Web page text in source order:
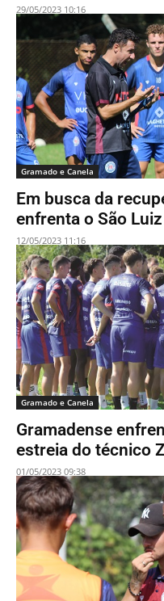
29/05/2023 10:16
Gramado e Canela
Em busca da
enfrenta o São
12/05/2023 11:16
Gramado e Canela
Gramadense
estreia do técnico
01/05/2023 09:38